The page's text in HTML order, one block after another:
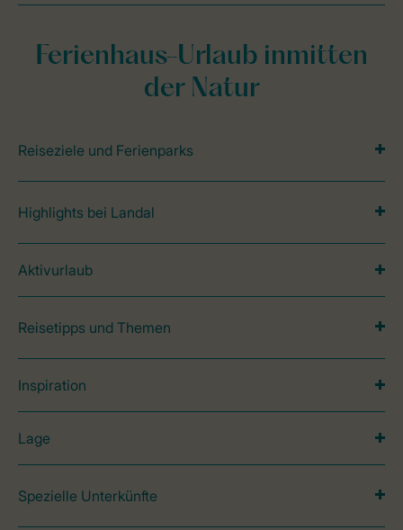
Ferienhaus-Urlaub inmitten
der Natur
Reiseziele und Ferienparks
Highlights bei Landal
Aktivurlaub
Reisetipps und Themen
Inspiration
Lage
Spezielle Unterkünfte